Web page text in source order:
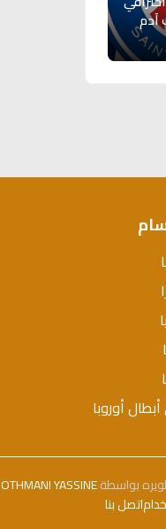
آدم
أوروبا
OTHMANI YASSINE
اتصل بنا